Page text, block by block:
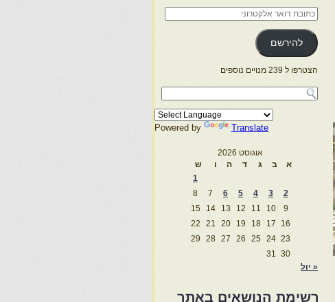
כתובת
דואר
אלקטרוני
להירשם
הצטרפו ל 239 מנויים נוספים
Powered by Translate
אוגוסט 2026
א
ב ג ד ה ו
ש
1
2
3
4
5
6
7
8
9
10
11
12
13
14
15
16
17
18
19
20
21
22
23
24
25
26
27
28
29
30
31
« יול
רשימת הנושאים באתר